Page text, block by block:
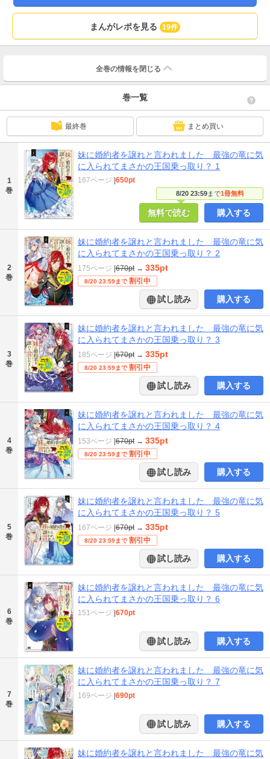
まんがレポを見る 19件
全巻の情報を 閉じる
巻一覧
最終巻 まとめ買い
1
巻
妹に婚約者を譲れと言われました 最強の竜に気
に入られてまさかの王国乗っ取り？ 1
8/20 23:59まで1冊無料
167ページ 650pt
無料で読む 購入する
2
巻
妹に婚約者を譲れと言われました 最強の竜に気
に入られてまさかの王国乗っ取り？ 2
175ページ 670pt → 335pt
8/20 23:59まで 割引中
試し読み 購入する
3
巻
妹に婚約者を譲れと言われました 最強の竜に気
に入られてまさかの王国乗っ取り？ 3
185ページ 670pt → 335pt
8/20 23:59まで 割引中
試し読み 購入する
4
巻
妹に婚約者を譲れと言われました 最強の竜に気
に入られてまさかの王国乗っ取り？ 4
153ページ 670pt → 335pt
8/20 23:59まで 割引中
試し読み 購入する
5
巻
妹に婚約者を譲れと言われました 最強の竜に気
に入られてまさかの王国乗っ取り？ 5
167ページ 670pt → 335pt
8/20 23:59まで 割引中
試し読み 購入する
6
巻
妹に婚約者を譲れと言われました 最強の竜に気
に入られてまさかの王国乗っ取り？ 6
151ページ 670pt
試し読み 購入する
7
巻
妹に婚約者を譲れと言われました 最強の竜に気
に入られてまさかの王国乗っ取り？ 7
169ページ 690pt
試し読み 購入する
妹に婚約者を譲れと言われました 最強の竜に気